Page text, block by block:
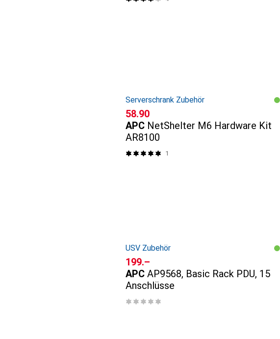
Serverschrank Zubehör
CHF
58.90
APC NetShelter M6 Hardware Kit
AR8100
1
USV Zubehör
CHF
199.–
APC AP9568, Basic Rack PDU, 15
Anschlüsse